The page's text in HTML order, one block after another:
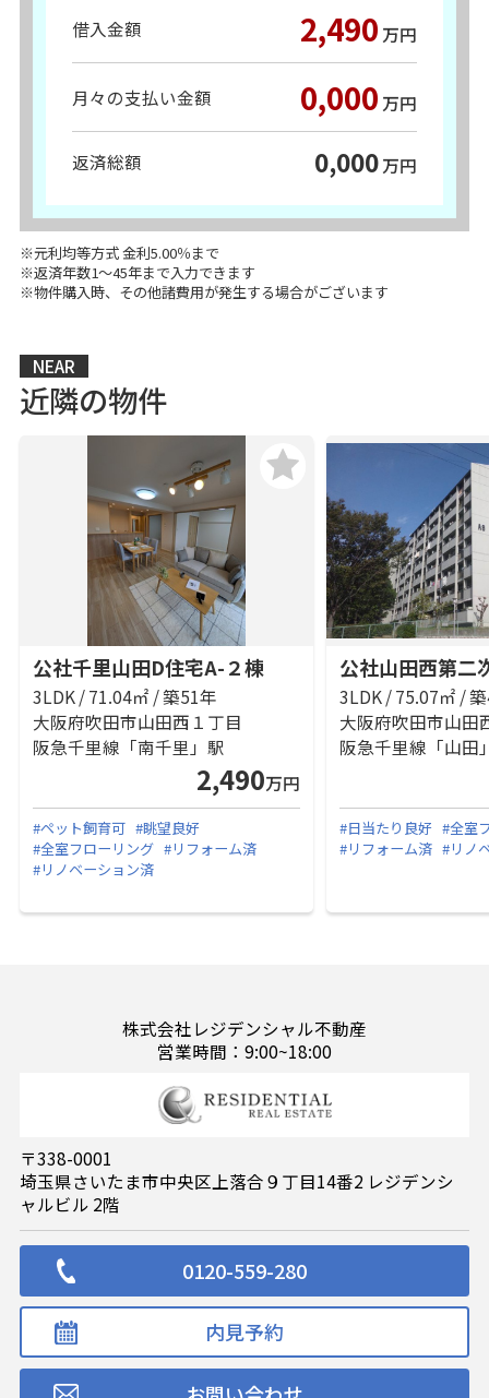
借入金額 2,490 万円
月々の支払い金額 0,000 万円
返済総額 0,000万円
※元利均等方式 金利5.00％まで
※返済年数1～45年まで入力できます
※物件購入時、その他諸費用が発生する場合がございます
NEAR
近隣の物件
公社千里山田D住宅A-２棟
3LDK / 71.04㎡ / 築51年
大阪府吹田市山田西１丁目
阪急千里線「南千里」駅
2,490万円
#ペット飼育可 #眺望良好
#全室フローリング #リフォーム済
#リノベーション済
公社山田西第二
3LDK / 75.07㎡ /
大阪府吹田市山田
阪急千里線「山田
#日当たり良好 #全室
#リフォーム済 #リノ
株式会社レジデンシャル不動産
営業時間：9:00~18:00
〒338-0001
埼玉県さいたま市中央区上落合９丁目14番2 レジデンシ
ャルビル 2階
0120-559-280
内見予約